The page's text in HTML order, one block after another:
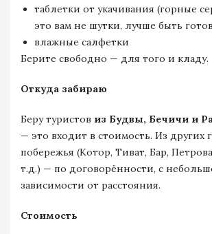
таблетки от укачивания (горные
это вам не шутки, лучше быть
влажные салфетки
Берите свободно — для того и кладу.
Откуда забираю
Беру туристов из Будвы, Бечичи и
— это входит в стоимость. Из других
побережья (Котор, Тиват, Бар,
т.д.) — по договорённости, с
зависимости от расстояния.
Стоимость